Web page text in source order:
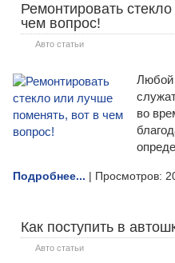
Ремонтировать
чем вопрос!
Авто статьи
Любой
во
Подробнее... | Просмотров:
Как поступить в
Авто статьи